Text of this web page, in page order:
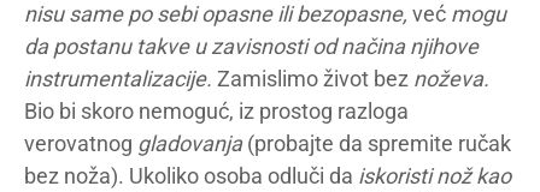
nisu same po sebi opasne ili bezopasne, već mogu
da postanu takve u zavisnosti od načina njihove
instrumentalizacije. Zamislimo život bez noževa.
Bio bi skoro nemoguć, iz prostog razloga
verovatnog gladovanja(probajte da spremite ručak
bez noža). Ukoliko osoba odluči da iskoristi nož kao